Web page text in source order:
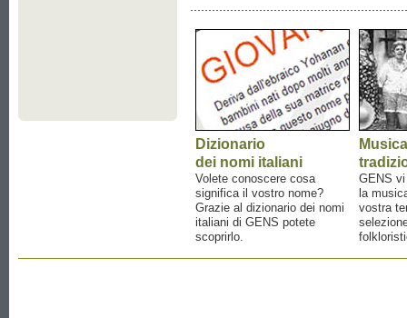
Dizionario
dei nomi italiani
Volete conoscere cosa
significa il vostro nome?
Grazie al dizionario dei nomi
italiani di GENS potete
scoprirlo.
Musica
GENS
la
vostra